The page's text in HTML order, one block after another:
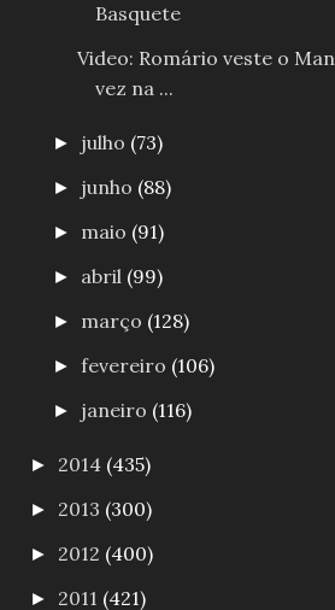
Basquete
Video: Romário veste o
vez na ...
► julho (73)
► junho (88)
► maio (91)
► abril (99)
► março (128)
►fevereiro (106)
► janeiro (116)
► 2014 (435)
► 2013 (300)
► 2012 (400)
► 2011 (421)